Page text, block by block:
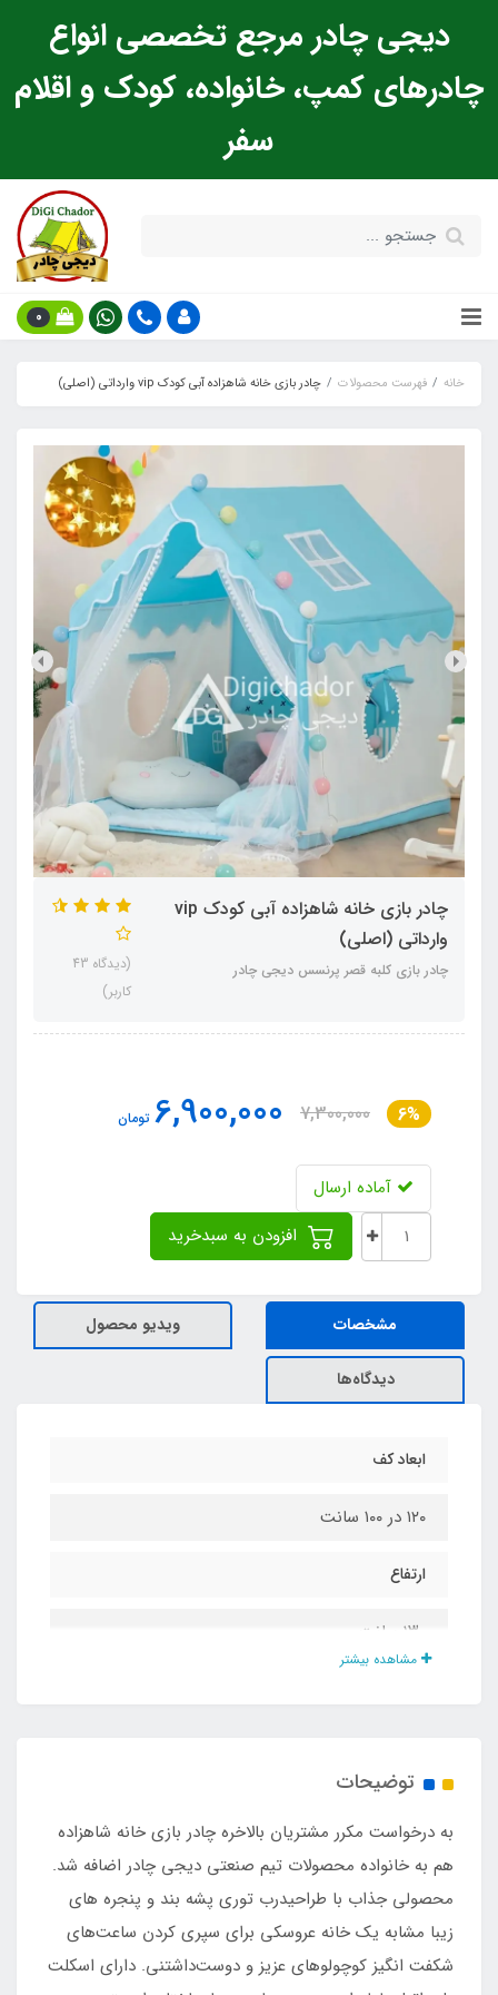
دیجی چادر مرجع تخصصی انواع
چادرهای کمپ، خانواده، کودک و اقلام
سفر
0
خانه فهرست محصولات چادر بازی خانه شاهزاده آبی کودک vip وارداتی (اصلی)
چادر بازی خانه شاهزاده آبی کودک vip
وارداتی (اصلی)
چادر بازی کلبه قصر پرنسس دیجی چادر
(دیدگاه 43
کاربر)
6%
7,300,000
6,900,000 تومان
آماده ارسال
مشخصات ویدیو محصول
دیدگاه‌ها
ابعاد کف
۱۲۰ در ۱۰۰ سانت
ارتفاع
۱۳۰ سانت
جنس پارچه
پلی استر مخصوص چادرهای بازی کودک
درب توری
دارد
مشاهده بیشتر
توضیحات
به درخواست مکرر مشتریان بالاخره چادر بازی خانه شاهزاده
هم به خانواده محصولات تیم صنعتی دیجی چادر اضافه شد.
محصولی جذاب با طراحیدرب توری پشه بند و پنجره های
زیبا مشابه یک خانه عروسکی برای سپری کردن ساعت‌های
شکفت انگیز کوچولوهای عزیز و دوست‌داشتنی. دارای اسکلت